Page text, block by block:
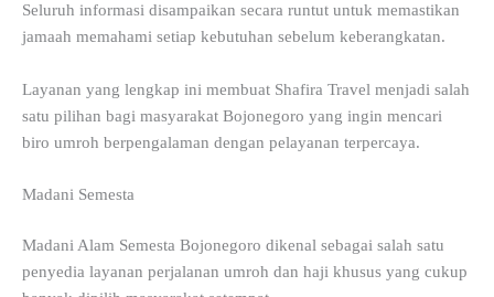
Seluruh informasi disampaikan secara runtut untuk memastikan
jamaah memahami setiap kebutuhan sebelum keberangkatan.
Layanan yang lengkap ini membuat Shafira Travel menjadi salah
satu pilihan bagi masyarakat Bojonegoro yang ingin mencari
biro umroh berpengalaman dengan pelayanan terpercaya.
Madani Semesta
Madani Alam Semesta Bojonegoro dikenal sebagai salah satu
penyedia layanan perjalanan umroh dan haji khusus yang cukup